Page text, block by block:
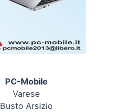
PC-Mobile
Varese
Busto Arsizio